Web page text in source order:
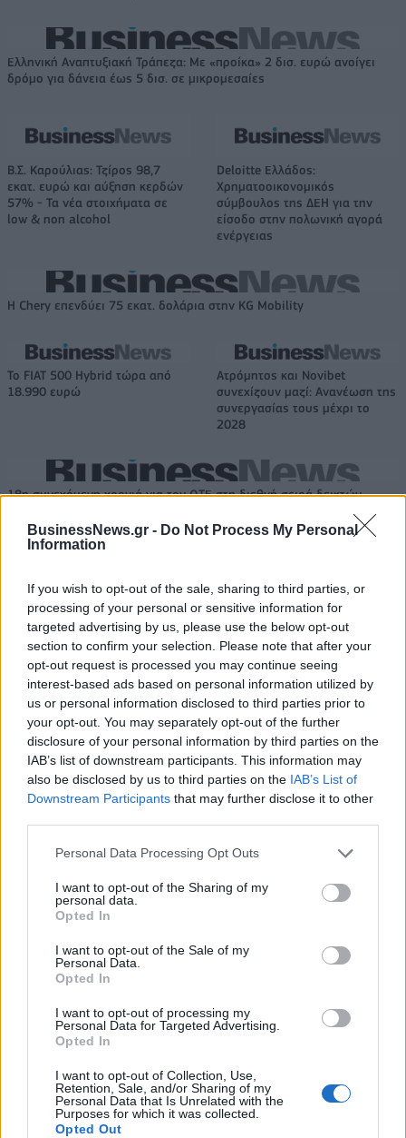
BusinessNews.gr - Do Not Process My Personal
Information
If you wish to opt-out of the sale, sharing to third parties, or
processing of your personal or sensitive information for
targeted advertising by us, please use the below opt-out
section to confirm your selection. Please note that after your
opt-out request is processed you may continue seeing
interest-based ads based on personal information utilized by
us or personal information disclosed to third parties prior to
your opt-out. You may separately opt-out of the further
disclosure of your personal information by third parties on the
IAB’s list of downstream participants. This information may
also be disclosed by us to third parties on the IAB’s List of
Downstream Participants that may further disclose it to other
Personal Data Processing Opt Outs
I want to opt-out of the Sharing of my
personal data.
Opted In
I want to opt-out of the Sale of my
Personal Data.
Opted In
I want to opt-out of processing my
Personal Data for Targeted Advertising.
Opted In
I want to opt-out of Collection, Use,
Retention, Sale, and/or Sharing of my
Personal Data that Is Unrelated with the
Purposes for which it was collected.
Opted Out
Ελληνική Αναπτυξιακή Τράπεζα: Με «προίκα» 2 δισ. ευρώ ανοίγει
δρόμο για δάνεια έως 5 δισ. σε μικρομεσαίες
Β.Σ. Καρούλιας: Τζίρος 98,7
εκατ. ευρώ και αύξηση κερδών
57% - Τα νέα στοιχήματα σε
low & non alcohol
Deloitte Ελλάδος:
Χρηματοοικονομικός
σύμβουλος της ΔΕΗ για την
είσοδο στην πολωνική αγορά
ενέργειας
Η Chery επενδύει 75 εκατ. δολάρια στην KG Mobility
Το FIAT 500 Hybrid τώρα από
18.990 ευρώ
Ατρόμητος και Novibet
συνεχίζουν μαζί: Ανανέωση της
συνεργασίας τους μέχρι το
2028
18η συνεχόμενη χρονιά για τον ΟΤΕ στη διεθνή σειρά δεικτών
πύλες του σε όλους
ΠΕΡΙΣΣΌΤΕΡΑ ΣΕ ΑΥΤΉ ΤΗΝ ΚΑΤΗΓΟΡΊΑ
ποσοστό συμμετοχής στις
εκλογές στον απόηχο της
πολύνεκρης πυρκαγιάς
08/12/2025 - 11:54
Ινδονησία: Συνεχίζουν οι
καταστροφές και οι
08/12/2025 - 13:18